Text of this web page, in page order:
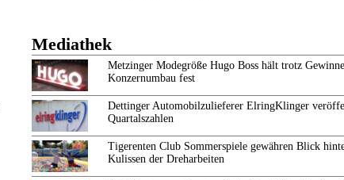
Mediathek
Metzinger Modegröße Hugo Boss hält trotz
Konzernumbau fest
Dettinger Automobilzulieferer ElringKlinger
Quartalszahlen
Tigerenten Club Sommerspiele gewähren Blick
Kulissen der Dreharbeiten